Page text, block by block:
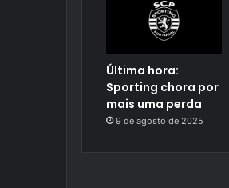
Última hora:
Sporting chora por
mais uma perda
9 de agosto de 2025